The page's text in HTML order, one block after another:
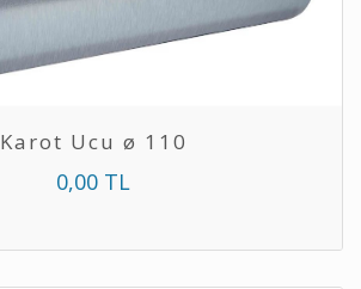
Karot Ucu ø 110
0,00 TL